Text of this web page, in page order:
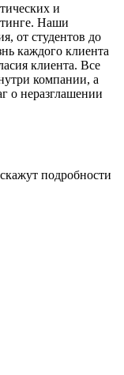
и
Наши
от студентов до
каждого клиента
клиента. Все
компании, а
о неразглашении
подробности